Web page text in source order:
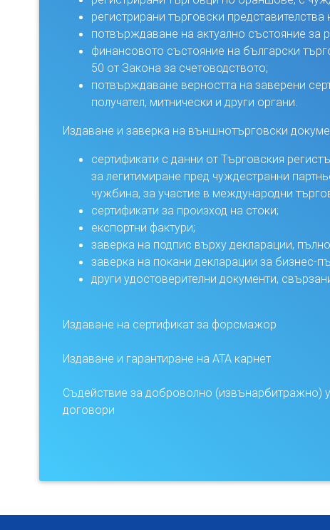
регистрирани търговски
потвърждаване на актуално състояние за
финансовото състояние на български
50 от Закона за счетоводството;
потвърждаване верността на заверени
получател, митнически и други органи.
Издаване и заверка на външнотърговски
сертификати с данни от Търговския
за легитимиране пред чуждестранни
чужбина, за участие в международни
сертификати за произход на стоки;
експортни фактури;
заверка на подпис върху декларации,
заверка на покани декларации за бизнес-
други удостоверителни документи,
Издаване на сертификат за форсмажор
Издаване и гарантиране на АТА карнет
Съдействие за доброволно (извънарбитражно)
договори